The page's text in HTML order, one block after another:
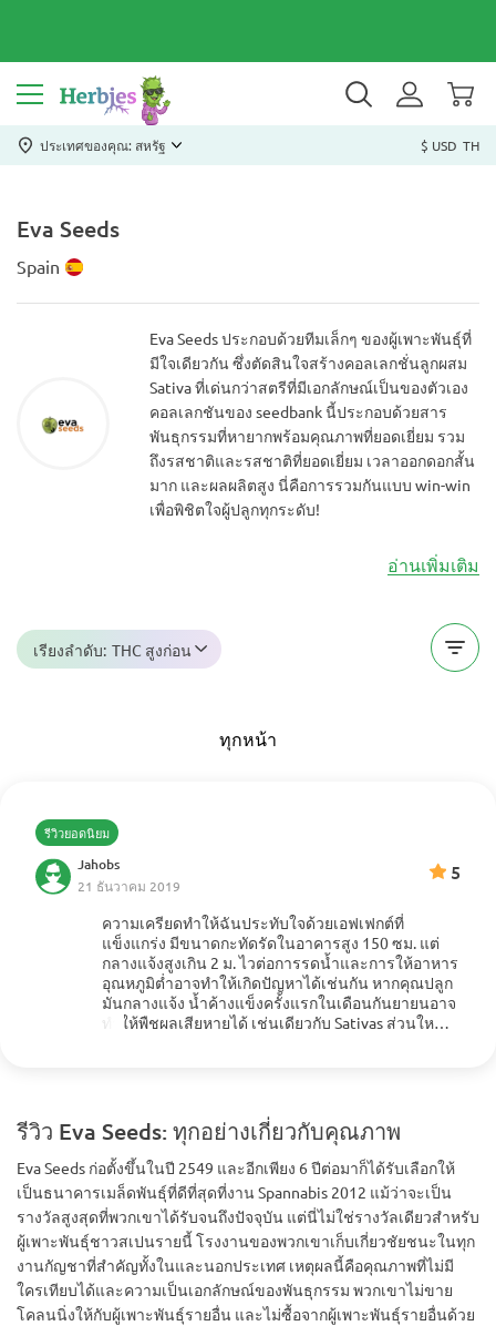
ประเทศของคุณ: สหรัฐ $ USD TH
Eva Seeds
Spain
Eva Seeds ประกอบด้วยทีมเล็กๆ ของผู้เพาะพันธุ์ที่
มีใจเดียวกัน ซึ่งตัดสินใจสร้างคอลเลกชั่นลูกผสม
Sativa ที่เด่นกว่าสตรีที่มีเอกลักษณ์เป็นของตัวเอง
คอลเลกชันของ seedbank นี้ประกอบด้วยสาร
พันธุกรรมที่หายากพร้อมคุณภาพที่ยอดเยี่ยม รวม
ถึงรสชาติและรสชาติที่ยอดเยี่ยม เวลาออกดอกสั้น
มาก และผลผลิตสูง นี่คือการรวมกันแบบ win-win
เพื่อพิชิตใจผู้ปลูกทุกระดับ!
อ่านเพิ่มเติม
เรียงลำดับ: THC สูงก่อน
ทุกหน้า
รีวิวยอดนิยม
Jahobs
21 ธันวาคม 2019
5
ความเครียดทำให้ฉันประทับใจด้วยเอฟเฟกต์ที่
แข็งแกร่ง มีขนาดกะทัดรัดในอาคารสูง 150 ซม. แต่
กลางแจ้งสูงเกิน 2 ม. ไวต่อการรดน้ำและการให้อาหาร
อุณหภูมิต่ำอาจทำให้เกิดปัญหาได้เช่นกัน หากคุณปลูก
มันกลางแจ้ง น้ำค้างแข็งครั้งแรกในเดือนกันยายนอาจ
ทำให้พืชผลเสียหายได้ เช่นเดียวกับ Sativas ส่วนใหญ่
แสดงเพิ่มเติม
รีวิว Eva Seeds: ทุกอย่างเกี่ยวกับคุณภาพ
Eva Seeds ก่อตั้งขึ้นในปี 2549 และอีกเพียง 6 ปีต่อมาก็ได้รับเลือกให้
เป็นธนาคารเมล็ดพันธุ์ที่ดีที่สุดที่งาน Spannabis 2012 แม้ว่าจะเป็น
รางวัลสูงสุดที่พวกเขาได้รับจนถึงปัจจุบัน แต่นี่ไม่ใช่รางวัลเดียวสำหรับ
ผู้เพาะพันธุ์ชาวสเปนรายนี้ โรงงานของพวกเขาเก็บเกี่ยวชัยชนะในทุก
งานกัญชาที่สำคัญทั้งในและนอกประเทศ เหตุผลนี้คือคุณภาพที่ไม่มี
ใครเทียบได้และความเป็นเอกลักษณ์ของพันธุกรรม พวกเขาไม่ขาย
โคลนนิ่งให้กับผู้เพาะพันธุ์รายอื่น และไม่ซื้อจากผู้เพาะพันธุ์รายอื่นด้วย